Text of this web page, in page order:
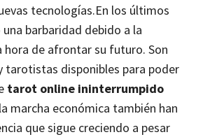
tecnologías.En los últimos
barbaridad debido a la
hora de afrontar su futuro. Son
tarotistas disponibles para poder
tarot online ininterrumpido
marcha económica también han
que sigue creciendo a pesar